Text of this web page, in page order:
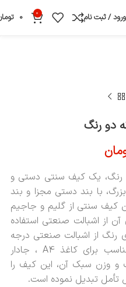
ورود / ثبت نام 0
0
دو رنگ
رنگ، یک کیف سنتی دستی و
با بند دستی مجزا و بند
کیف سنتی از گلیم و جاجیم
از اشبالت صنعتی استفاده
رنگ از اشبالت صنعتی درجه
یک استفاده شده است. ابعاد مناسب برای کاغذ A4 ، جادار
و وزن سبک آن، این کیف را
تأمل تبدیل نموده است.